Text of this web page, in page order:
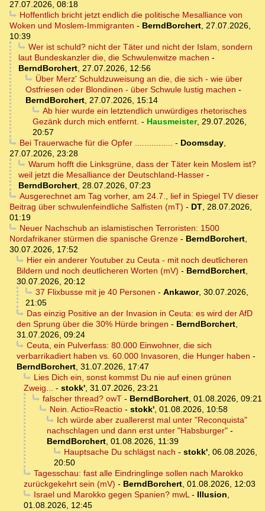
27.07.2026, 08:18
Hoffentlich bricht jetzt endlich die politische Mesalliance von
Woken und Moslem-Immigranten - BerndBorchert, 27.07.2026,
10:39
Wer ist schuld? nicht der Täter und nicht der Islam, sondern
laut Bundeskanzler die, die Schwulenwitze machen -
BerndBorchert, 27.07.2026, 12:56
Über Merz' Schuldzuweisung an die, die sich - wie über
Ostfriesen oder Blondinen - über Schwule lustig machen -
BerndBorchert, 27.07.2026, 15:14
Ab hier wurde ein letztendlich unwürdiges rhetorisches
Gezänk durch mich entfernt. - Hausmeister, 29.07.2026,
20:57
Bei Trauerwache für die Opfer ................ - Doomsday,
27.07.2026, 23:28
Warum hofft die Linksgrüne, dass der Täter kein Moslem ist?
weil jetzt die Mesalliance der Deutschland-Hasser -
BerndBorchert, 28.07.2026, 07:23
Ausgerechnet am Tag vorher, am 24.7., lief in Spiegel TV dieser
Beitrag über schwulenfeindliche Salfisten (mT) - DT, 28.07.2026,
01:19
Neuer Nachschub an islamistischen Terroristen: 1500
Nordafrikaner stürmen die spanische Grenze - BerndBorchert,
30.07.2026, 17:52
Hier ein anderer Youtuber zu Ceuta - mit noch deutlicheren
Bildern und noch deutlicheren Worten (mV) - BerndBorchert,
30.07.2026, 20:12
37 Flixbusse mit je 40 Personen - Ankawor, 30.07.2026,
21:05
Das einzig Positive an der Invasion in Ceuta: es wird der AfD
den Sprung über die 30% Hürde bringen - BerndBorchert,
31.07.2026, 09:24
Ceuta, ein Pulverfass: 80.000 Einwohner, die sich
verbarrikadiert haben vs. 60.000 Invasoren, die Hunger haben -
BerndBorchert, 31.07.2026, 17:47
Lies Dich ein, sonst kommst Du nie auf einen grünen
Zweig... - stokk', 31.07.2026, 23:21
falscher thread? owT- BerndBorchert, 01.08.2026, 09:21
Nein. Actio=Reactio- stokk', 01.08.2026, 10:58
Ich würde aber zuallererst mal unter "Reconquista"
nachschlagen und dann erst unter "Habsburger" -
BerndBorchert, 01.08.2026, 11:39
Hauptsache Du schlägst nach - stokk', 06.08.2026,
20:50
Tagesschau: fast alle Eindringlinge sollen nach Marokko
zurückgekehrt sein (mV) - BerndBorchert, 01.08.2026, 12:03
Israel und Marokko gegen Spanien? mwL- Illusion,
01.08.2026, 12:45